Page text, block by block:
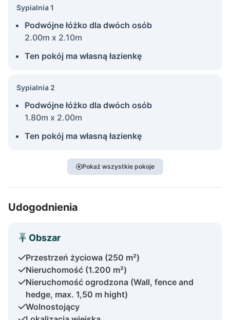
Sypialnia 1
Podwójne łóżko dla dwóch osób
2.00m x 2.10m
Ten pokój ma własną łazienkę
Sypialnia 2
Podwójne łóżko dla dwóch osób
1.80m x 2.00m
Ten pokój ma własną łazienkę
Pokaż wszystkie pokoje
Udogodnienia
Obszar
Przestrzeń życiowa (250 m²)
Nieruchomość (1.200 m²)
Nieruchomość ogrodzona (Wall, fence and
hedge, max. 1,50 m hight)
Wolnostojący